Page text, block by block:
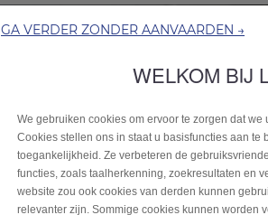
GA VERDER ZONDER AANVAARDEN →
WELKOM BIJ
We gebruiken cookies om ervoor te zorgen dat
Cookies stellen ons in staat u basisfuncties aan
toegankelijkheid. Ze verbeteren de
functies, zoals taalherkenning, zoekresultaten en
website zou ook cookies van derden kunnen
relevanter zijn. Sommige cookies kunnen worden